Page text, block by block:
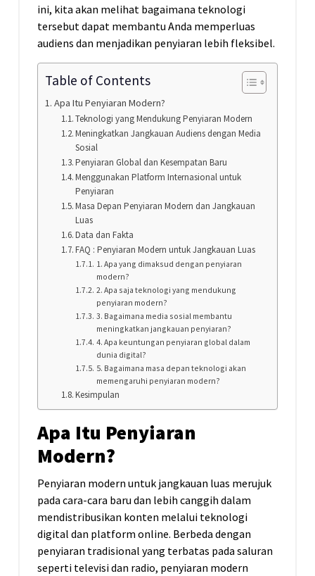
ini, kita akan melihat bagaimana teknologi
tersebut dapat membantu Anda memperluas
audiens dan menjadikan penyiaran lebih fleksibel.
Table of Contents
Apa Itu Penyiaran Modern?
Teknologi yang Mendukung Penyiaran Modern
Meningkatkan Jangkauan Audiens dengan Media
Sosial
Penyiaran Global dan Kesempatan Baru
Menggunakan Platform Internasional untuk
Penyiaran
Masa Depan Penyiaran Modern dan Jangkauan
Luas
Data dan Fakta
FAQ : Penyiaran Modern untuk Jangkauan Luas
1. Apa yang dimaksud dengan penyiaran
modern?
2. Apa saja teknologi yang mendukung
penyiaran modern?
3. Bagaimana media sosial membantu
meningkatkan jangkauan penyiaran?
4. Apa keuntungan penyiaran global dalam
dunia digital?
5. Bagaimana masa depan teknologi akan
memengaruhi penyiaran modern?
Kesimpulan
Apa Itu Penyiaran
Modern?
Penyiaran modern untuk jangkauan luas merujuk
pada cara-cara baru dan lebih canggih dalam
mendistribusikan konten melalui teknologi
digital dan platform online. Berbeda dengan
penyiaran tradisional yang terbatas pada saluran
seperti televisi dan radio, penyiaran modern